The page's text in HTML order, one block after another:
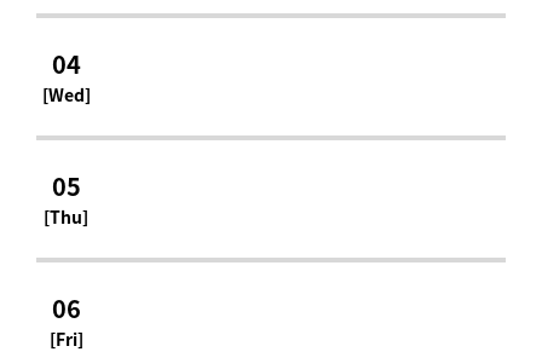
04
[Wed]
05
[Thu]
06
[Fri]